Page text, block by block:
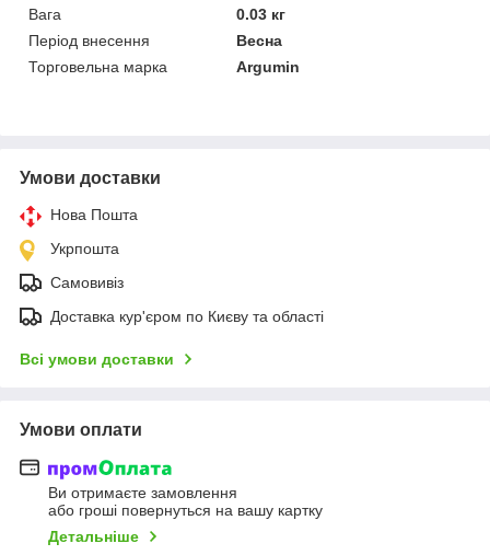
Вага
0.03 кг
Період внесення
Весна
Торговельна марка
Argumin
Умови доставки
Нова Пошта
Укрпошта
Самовивіз
Доставка кур'єром по Києву та області
Всі умови доставки
Умови оплати
Ви отримаєте замовлення
або гроші повернуться на вашу картку
Детальніше